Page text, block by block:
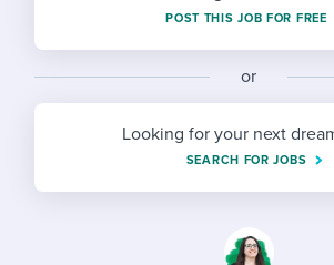
Developing &
Ensuring
Finding and
Establishing an
Candidate/
Onboarding
Step-by-step
Free ebooks &
HR terms
Career
Modern working
Overall career
Start
POST THIS JOB FOR FREE
or
Looking for your next
SEARCH FOR JOBS